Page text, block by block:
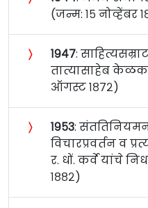
(जन्म: १५ नोव्हेंबर
〉 १९४७:
तात्यासाहेब
ऑगस्ट १८७२)
〉 १९५३:
विचारप्रवर्तन व
र. धों. कर्वे यांचे
१८८२)